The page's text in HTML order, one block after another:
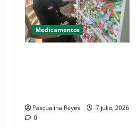
Medicamentos
Pascualina Reyes
7 julio, 2026
0